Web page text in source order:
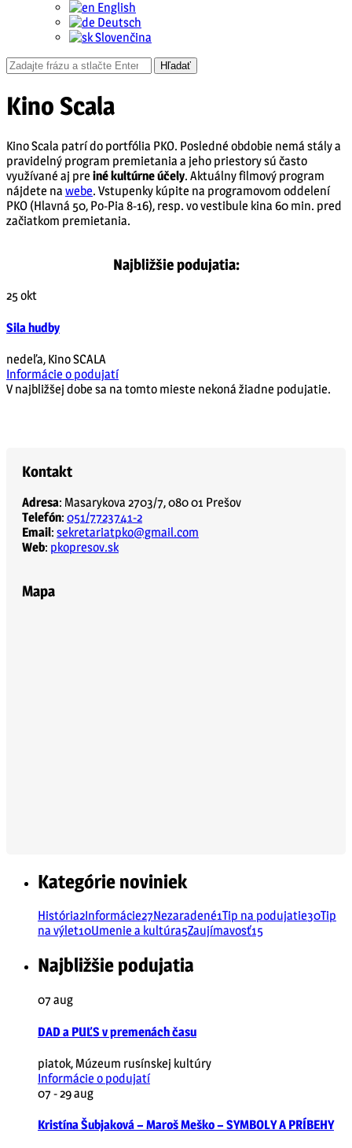
English
Deutsch
Slovenčina
Kino Scala
Kino Scala patrí do portfólia PKO. Posledné obdobie nemá stály a
pravidelný program premietania a jeho priestory sú často
využívané aj pre iné kultúrne účely. Aktuálny filmový program
nájdete na webe. Vstupenky kúpite na programovom oddelení
PKO (Hlavná 50, Po-Pia 8-16), resp. vo vestibule kina 60 min. pred
začiatkom premietania.
Najbližšie podujatia:
25okt
Sila hudby
nedeľa, Kino SCALA
Informácie o podujatí
V najbližšej dobe sa na tomto mieste nekoná žiadne podujatie.
Kontakt
Adresa: Masarykova 2703/7, 080 01 Prešov
Telefón: 051/7723741-2
Email: sekretariatpko@gmail.com
Web: pkopresov.sk
Mapa
Kategórie noviniek
História2Informácie27Nezaradené1Tip na podujatie30Tip
na výlet10Umenie a kultúra5Zaujímavosť15
Najbližšie podujatia
07 aug
DAD a PUĽS v premenách času
piatok, Múzeum rusínskej kultúry
Informácie o podujatí
07 - 29aug
Kristína Šubjaková – Maroš Meško – SYMBOLY A PRÍBEHY